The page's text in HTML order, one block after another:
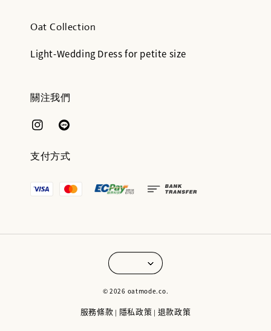
Oat Collection
Light-Wedding Dress for petite size
關注我們
支付方式
© 2026 oatmode.co.
服務條款 | 隱私政策 | 退款政策